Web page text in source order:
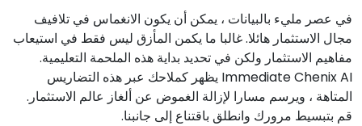
في عصر مليء بالبيانات ، يمكن أن يكون الانغماس في تلافيف
مجال الاستثمار هائلا. غالبا ما يكمن المأزق ليس فقط في استيعاب
مفاهيم الاستثمار ولكن في تحديد بداية هذه الملحمة التعليمية.
Immediate Chenix AI يظهر كملاحك عبر هذه التضاريس
المتاهة ، ويرسم مسارا لإزالة الغموض عن ألغاز عالم الاستثمار.
قم بتبسيط مرورك وانطلق باقتناع إلى جانبنا.